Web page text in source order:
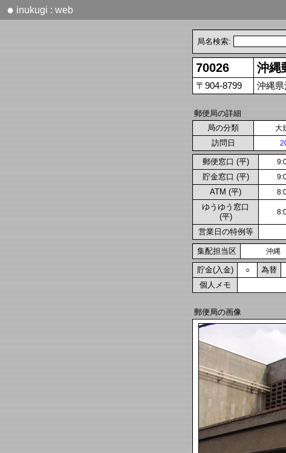
● inukugi : web
局名検索:
70026 沖縄
〒904-8799 沖縄県
郵便局の詳細
局の分類
大
訪問日
郵便窓口 (平)
貯金窓口 (平)
ATM (平)
ゆうゆう窓口
(平)
営業日の特例等
集配担当区 沖縄
貯金(入金) ○ 為替
個人メモ
郵便局の画像